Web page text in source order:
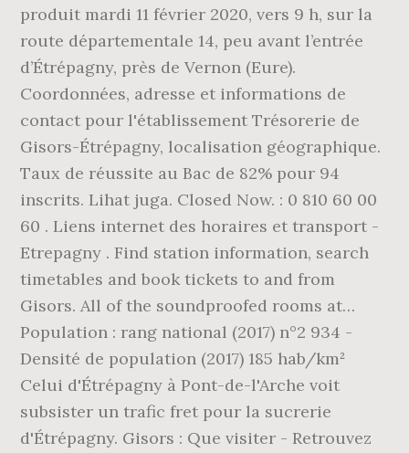
produit mardi 11 février 2020, vers 9 h, sur la
route départementale 14, peu avant l’entrée
d’Étrépagny, près de Vernon (Eure).
Coordonnées, adresse et informations de
contact pour l'établissement Trésorerie de
Gisors-Étrépagny, localisation géographique.
Taux de réussite au Bac de 82% pour 94
inscrits. Lihat juga. Closed Now. : 0 810 60 00
60 . Liens internet des horaires et transport -
Etrepagny . Find station information, search
timetables and book tickets to and from
Gisors. All of the soundproofed rooms at…
Population : rang national (2017) n°2 934 -
Densité de population (2017) 185 hab/km²
Celui d'Étrépagny à Pont-de-l'Arche voit
subsister un trafic fret pour la sucrerie
d'Étrépagny. Gisors : Que visiter - Retrouvez